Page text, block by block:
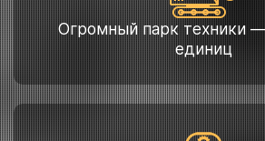
Огромный парк техники
единиц